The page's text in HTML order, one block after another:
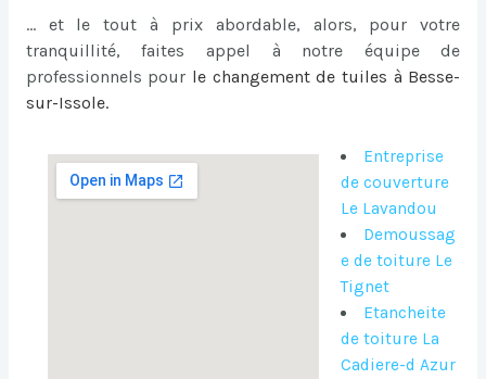
… et le tout à prix abordable, alors, pour votre
tranquillité, faites appel à notre équipe de
professionnels pour le changement de tuiles à Besse-
sur-Issole.
Entreprise
de couverture
Le Lavandou
Demoussag
e de toiture Le
Tignet
Etancheite
de toiture La
Cadiere-d Azur